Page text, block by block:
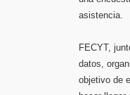
asistencia.
FECYT,
datos,
objetivo de